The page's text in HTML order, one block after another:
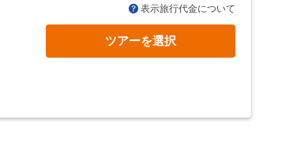
表示旅行代金について
ツアーを選択